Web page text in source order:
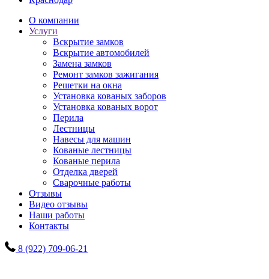
О компании
Услуги
Вскрытие замков
Вскрытие автомобилей
Замена замков
Ремонт замков зажигания
Решетки на окна
Установка кованых заборов
Установка кованых ворот
Перила
Лестницы
Навесы для машин
Кованые лестницы
Кованые перила
Отделка дверей
Сварочные работы
Отзывы
Видео отзывы
Наши работы
Контакты
8 (922) 709-06-21